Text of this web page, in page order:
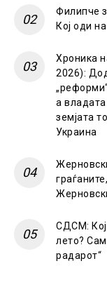
Филипче
Кој оди
Хроника
2026):
а владата
земјата
Украина
СДСМ: Кој
лето?
радарот“